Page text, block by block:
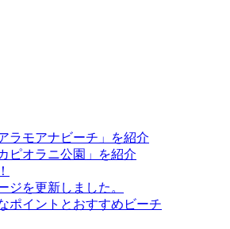
ラモアナビーチ」を紹介
ピオラニ公園」を紹介
ジを更新しました。
ポイントとおすすめビーチ